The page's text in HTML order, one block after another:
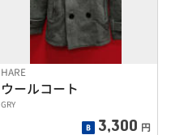
HARE
ウールコート
GRY
3,300 円